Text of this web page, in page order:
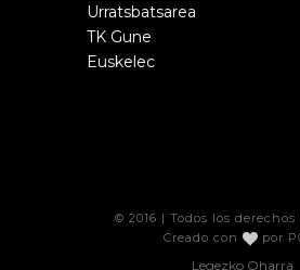
Urratsbatsarea
TK Gune
Euskelec
© 2016 | Todos los derechos
Creado con
por
Legezko Oharra